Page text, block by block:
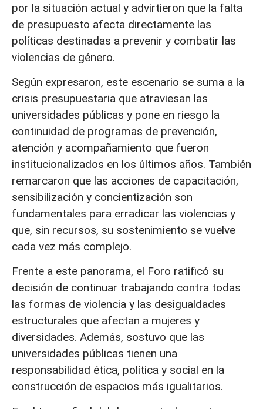
por la situación actual y advirtieron que la falta
de presupuesto afecta directamente las
políticas destinadas a prevenir y combatir las
violencias de género.
Según expresaron, este escenario se suma a la
crisis presupuestaria que atraviesan las
universidades públicas y pone en riesgo la
continuidad de programas de prevención,
atención y acompañamiento que fueron
institucionalizados en los últimos años. También
remarcaron que las acciones de capacitación,
sensibilización y concientización son
fundamentales para erradicar las violencias y
que, sin recursos, su sostenimiento se vuelve
cada vez más complejo.
Frente a este panorama, el Foro ratificó su
decisión de continuar trabajando contra todas
las formas de violencia y las desigualdades
estructurales que afectan a mujeres y
diversidades. Además, sostuvo que las
universidades públicas tienen una
responsabilidad ética, política y social en la
construcción de espacios más igualitarios.